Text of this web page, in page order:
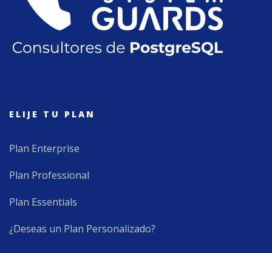
ELIJE TU PLAN
Plan Enterprise
Plan Professional
Plan Essentials
¿Deseas un Plan Personalizado?